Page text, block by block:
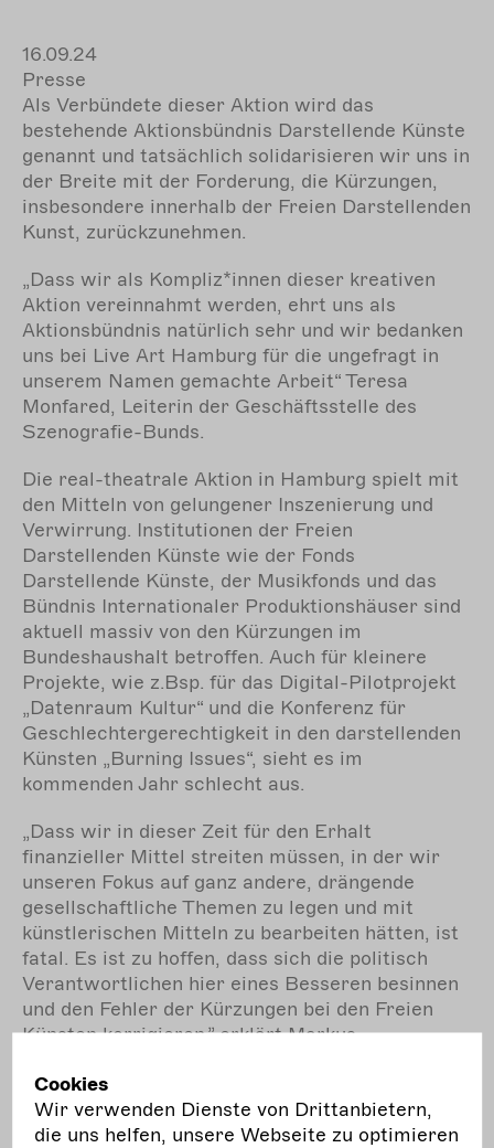
16.09.24
Presse
Als Verbündete dieser Aktion wird das
bestehende Aktionsbündnis Darstellende Künste
genannt und tatsächlich solidarisieren wir uns in
der Breite mit der Forderung, die Kürzungen,
insbesondere innerhalb der Freien Darstellenden
Kunst, zurückzunehmen.
„Dass wir als Kompliz*innen dieser kreativen
Aktion vereinnahmt werden, ehrt uns als
Aktionsbündnis natürlich sehr und wir bedanken
uns bei Live Art Hamburg für die ungefragt in
unserem Namen gemachte Arbeit“Teresa
Monfared, Leiterin der Geschäftsstelle des
Szenografie-Bunds.
Die real-theatrale Aktion in Hamburg spielt mit
den Mitteln von gelungener Inszenierung und
Verwirrung. Institutionen der Freien
Darstellenden Künste wie der Fonds
Darstellende Künste, der Musikfonds und das
Bündnis Internationaler Produktionshäuser sind
aktuell massiv von den Kürzungen im
Bundeshaushalt betroffen. Auch für kleinere
Projekte, wie z.Bsp. für das Digital-Pilotprojekt
„Datenraum Kultur“ und die Konferenz für
Geschlechtergerechtigkeit in den darstellenden
Künsten „Burning Issues“, sieht es im
kommenden Jahr schlecht aus.
„Dass wir in dieser Zeit für den Erhalt
finanzieller Mittel streiten müssen, in der wir
unseren Fokus auf ganz andere, drängende
gesellschaftliche Themen zu legen und mit
künstlerischen Mitteln zu bearbeiten hätten, ist
fatal. Es ist zu hoffen, dass sich die politisch
Verantwortlichen hier eines Besseren besinnen
und den Fehler der Kürzungen bei den Freien
Künsten korrigieren.” erklärt Markus
Regie - und
Claudia Schmitz, Geschäftsführende Direktorin
des Deutschen Bühnenvereins, ergänzt: „Theater
Cookies
Wir verwenden Dienste von Drittanbietern,
die uns helfen, unsere Webseite zu optimieren